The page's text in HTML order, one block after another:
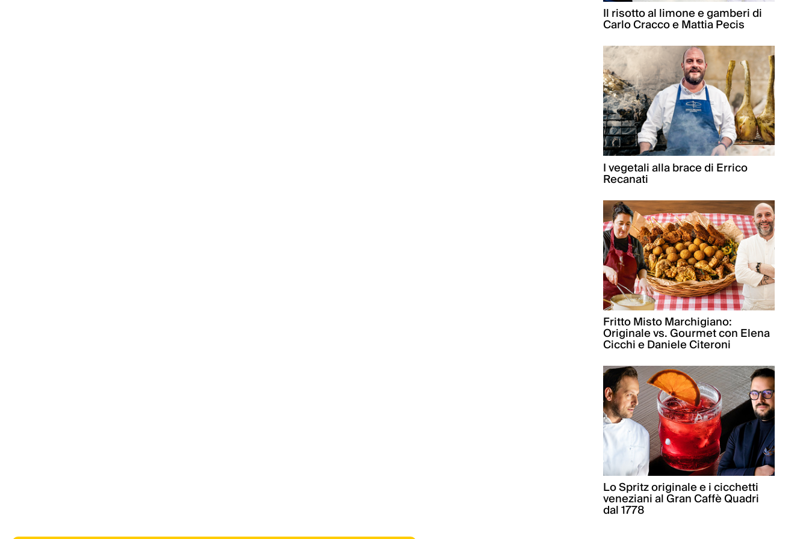
Il risotto al limone e gamberi di
Carlo Cracco e Mattia Pecis
I vegetali alla brace di Errico
Recanati
Fritto Misto Marchigiano:
Originale vs. Gourmet con Elena
Cicchi e Daniele Citeroni
Lo Spritz originale e i cicchetti
veneziani al Gran Caffè Quadri
dal 1778